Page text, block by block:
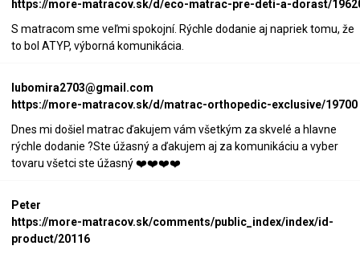
https://more-matracov.sk/d/eco-matrac-pre-deti-a-dorast/
S matracom sme veľmi spokojní. Rýchle dodanie aj napriek tomu, že
to bol ATYP, výborná komunikácia.
lubomira2703@gmail.com
https://more-matracov.sk/d/matrac-orthopedic-exclusive/19700
Dnes mi došiel matrac ďakujem vám všetkým za skvelé a hlavne
rýchle dodanie ?Ste úžasný a ďakujem aj za komunikáciu a vyber
tovaru všetci ste úžasný ❤️❤️❤️❤️
Peter
https://more-matracov.sk/comments/public_index/index/id-
product/20116